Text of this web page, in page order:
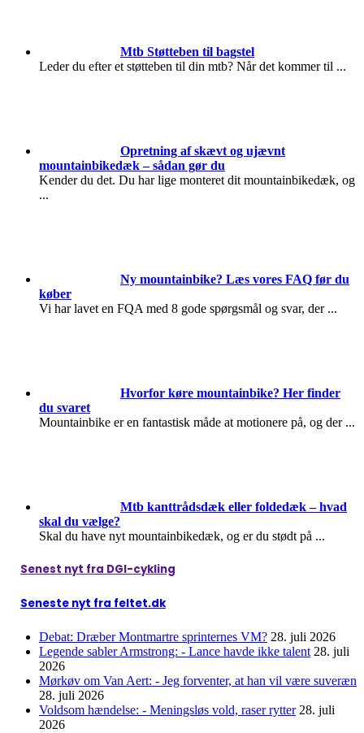
Mtb Støtteben til bagstel
Leder du efter et støtteben til din mtb? Når det kommer til ...
Opretning af skævt og ujævnt
mountainbikedæk – sådan gør du
Kender du det. Du har lige monteret dit mountainbikedæk, og
...
Ny mountainbike? Læs vores FAQ før du
køber
Vi har lavet en FQA med 8 gode spørgsmål og svar, der ...
Hvorfor køre mountainbike? Her finder
du svaret
Mountainbike er en fantastisk måde at motionere på, og der ...
Mtb kanttrådsdæk eller foldedæk – hvad
skal du vælge?
Skal du have nyt mountainbikedæk, og er du stødt på ...
Senest nyt fra DGI-cykling
Seneste nyt fra feltet.dk
Debat: Dræber Montmartre sprinternes VM? 28. juli 2026
Legende sabler Armstrong: - Lance havde ikke talent 28. juli
2026
Mørkøv om Van Aert: - Jeg forventer, at han vil være suveræn
28. juli 2026
Voldsom hændelse: - Meningsløs vold, raser rytter 28. juli
2026